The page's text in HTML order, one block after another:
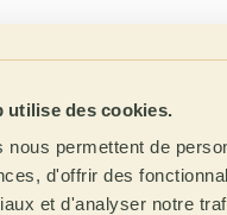
utilise des cookies.
nous permettent de
d'offrir des
et d'analyser notre
8.00 min